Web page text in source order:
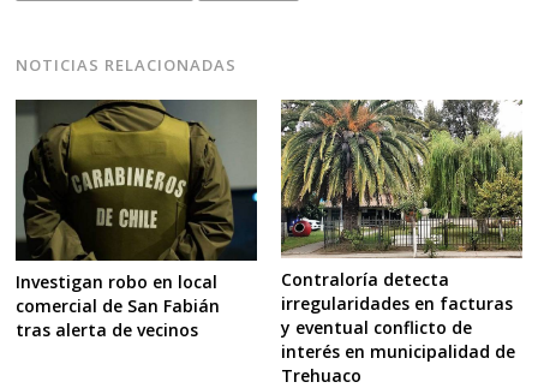
NOTICIAS RELACIONADAS
Investigan robo en local
comercial de San Fabián
tras alerta de vecinos
Contraloría detecta
irregularidades en facturas
y eventual conflicto de
interés en municipalidad de
Trehuaco